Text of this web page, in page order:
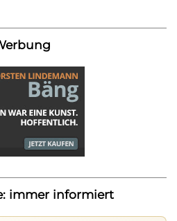
immer informiert